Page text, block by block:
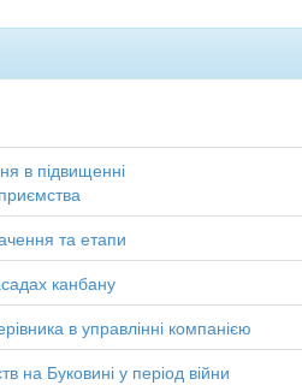
в підвищенні
та етапи
канбану
в управлінні компанією
на Буковині у період війни